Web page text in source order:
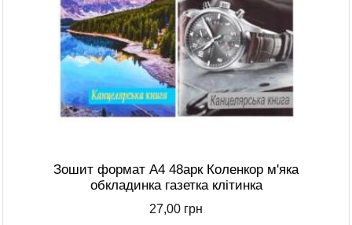
Зошит формат A4 48арк Коленкор м'яка
обкладинка газетка клітинка
27,00 грн